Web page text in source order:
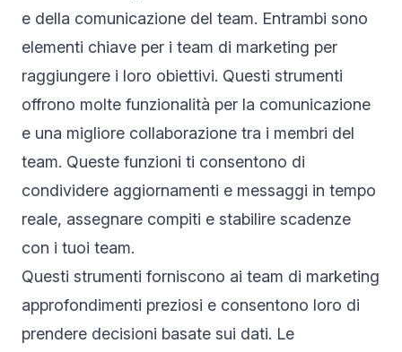
e della comunicazione del team. Entrambi sono
elementi chiave per i team di marketing per
raggiungere i loro obiettivi. Questi strumenti
offrono molte funzionalità per la comunicazione
e una migliore collaborazione tra i membri del
team. Queste funzioni ti consentono di
condividere aggiornamenti e messaggi in tempo
reale, assegnare compiti e stabilire scadenze
con i tuoi team.
Questi strumenti forniscono ai team di marketing
approfondimenti preziosi e consentono loro di
prendere decisioni basate sui dati. Le